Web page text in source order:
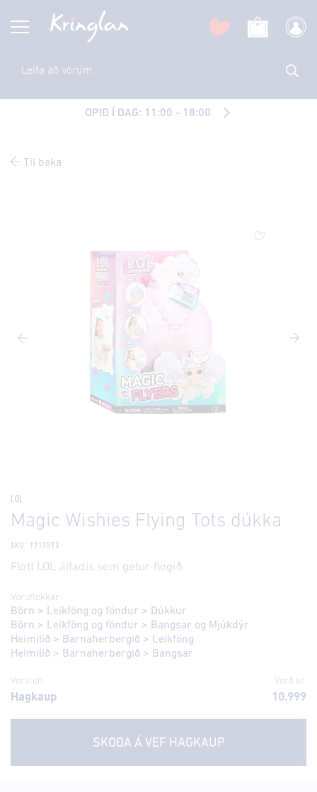
OPIÐ Í DAG: 11:00 - 18:00
Til baka
LOL
Magic Wishies Flying Tots dúkka
SKU: 1217593
Flott LOL álfadís sem getur flogið.
Vöruflokkar
Börn > Leikföng og föndur > Dúkkur
Börn > Leikföng og föndur > Bangsar og Mjúkdýr
Heimilið > Barnaherbergið > Leikföng
Heimilið > Barnaherbergið > Bangsar
Verslun Verð kr.
Hagkaup 10.999
SKOÐA Á VEF HAGKAUP